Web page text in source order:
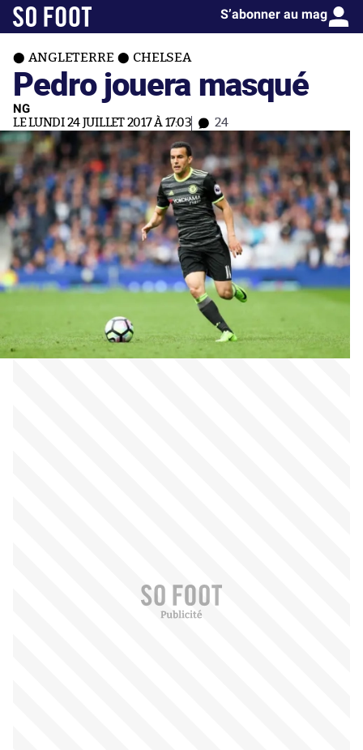
S’abonner au mag
ANGLETERRE CHELSEA
Pedro jouera masqué
NG
LE LUNDI 24 JUILLET 2017 À 17:03 24